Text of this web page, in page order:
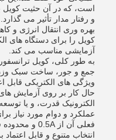
است، که در آن حثیت کویل
و رفتار مدار تأثیر می
بهره وری انتقال انرژی و
کویل را برای دستگاه های
آزمایشی مناسب می کند.
به طور کلی، کویل
جمع و جور، ساخت سبک
ویژگی های الکتریکی قابل
حال کار بر روی آزمایش
الکترونيک قدرت، و يا
عملکرد و دوام مورد نیاز
انتخاب متنوع و قابل